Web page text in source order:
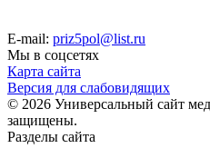
E-mail: priz5pol@list.ru
Мы в соцсетях
Карта сайта
Версия для слабовидящих
© 2026 Универсальный сайт
защищены.
Разделы сайта